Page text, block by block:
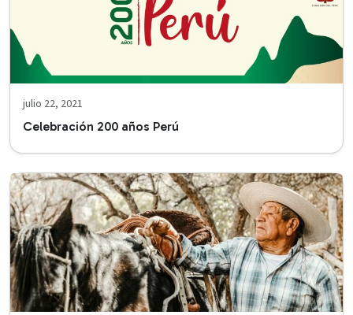
julio 22, 2021
Celebración 200 años Perú